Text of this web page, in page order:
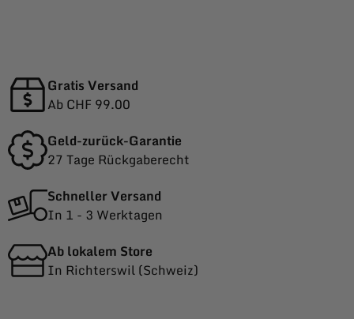
Gratis Versand
Ab CHF 99.00
Geld-zurück-Garantie
27 Tage Rückgaberecht
Schneller Versand
In 1 - 3 Werktagen
Ab lokalem Store
In Richterswil (Schweiz)